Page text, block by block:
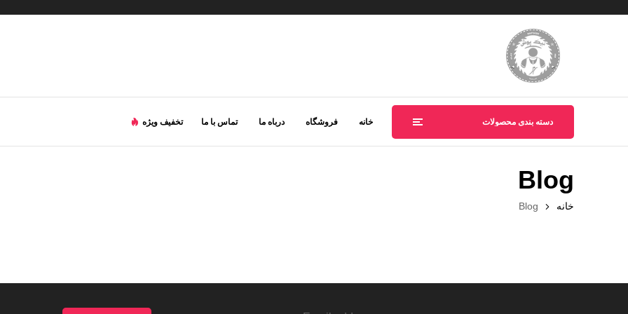
دسته بندی محصولات خانه فروشگاه درباه ما تماس با ما تخفیف ویژه
Blog
خانه Blog